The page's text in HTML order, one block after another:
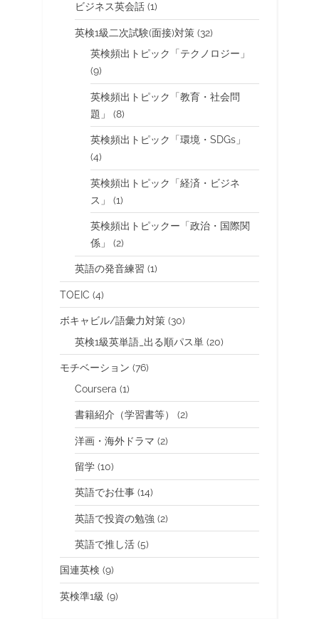
ビジネス英会話 (1)
英検1級二次試験(面接)対策 (32)
英検頻出トピック「テクノロジー」
(9)
英検頻出トピック「教育・社会問
題」
(8)
英検頻出トピック「環境・SDGs」
(4)
英検頻出トピック「経済・ビジネ
ス」
(1)
英検頻出トピックー「政治・国際関
係」
(2)
英語の発音練習 (1)
TOEIC (4)
ボキャビル/語彙力対策 (30)
英検1級英単語_出る順パス単 (20)
モチベーション (76)
Coursera (1)
書籍紹介（学習書等） (2)
洋画・海外ドラマ (2)
留学 (10)
英語でお仕事 (14)
英語で投資の勉強 (2)
英語で推し活 (5)
国連英検 (9)
英検準1級 (9)